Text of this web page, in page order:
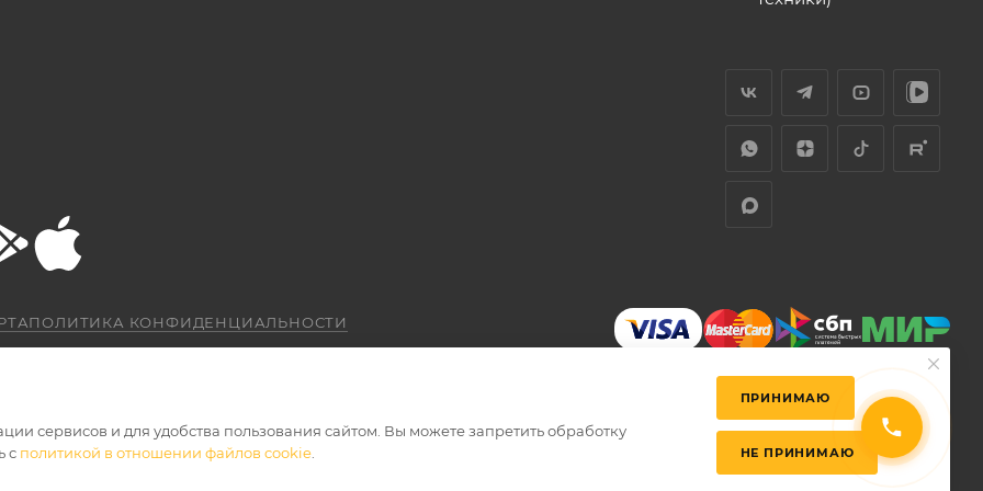
ПОЛИТИКА КОНФИДЕНЦИАЛЬНОСТИ
сервисов и для удобства пользования сайтом. Вы можете запретить обработку
с политикой в отношении файлов cookie
ПРИНИМАЮ
НЕ ПРИНИМАЮ